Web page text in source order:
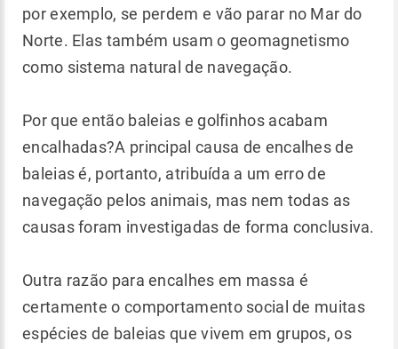
por exemplo, se perdem e vão parar no Mar do
Norte. Elas também usam o geomagnetismo
como sistema natural de navegação.
Por que então baleias e golfinhos acabam
encalhadas?A principal causa de encalhes de
baleias é, portanto, atribuída a um erro de
navegação pelos animais, mas nem todas as
causas foram investigadas de forma conclusiva.
Outra razão para encalhes em massa é
certamente o comportamento social de muitas
espécies de baleias que vivem em grupos, os